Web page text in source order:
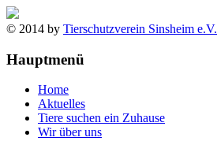
© 2014 by Tierschutzverein Sinsheim e.V.
Hauptmenü
Home
Aktuelles
Tiere suchen ein Zuhause
Wir über uns